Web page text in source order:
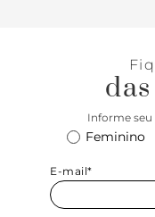
Informe seu
Feminino
E-mail*